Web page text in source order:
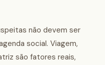
não devem ser
social. Viagem,
são fatores reais,